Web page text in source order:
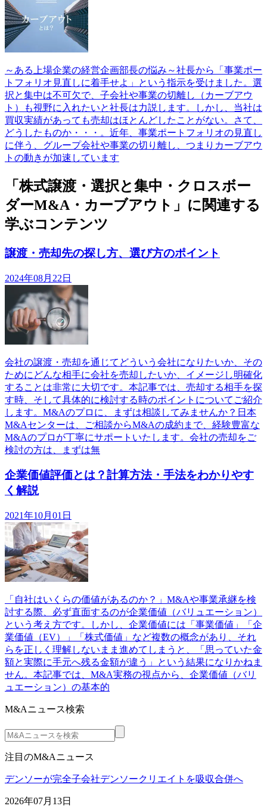
～ある上場企業の経営企画部長の悩み～社長から「事業ポー
トフォリオ見直しに着手せよ」という指示を受けました。選
択と集中は不可欠で、子会社や事業の切離し（カーブアウ
ト）も視野に入れたいと社長は力説します。しかし、当社は
買収実績があっても売却はほとんどしたことがない。さて、
どうしたものか・・・。近年、事業ポートフォリオの見直し
に伴う、グループ会社や事業の切り離し、つまりカーブアウ
トの動きが加速しています
「株式譲渡・選択と集中・クロスボー
ダーM&A・カーブアウト」に関連する
学ぶコンテンツ
譲渡・売却先の探し方、選び方のポイント
2024年08月22日
会社の譲渡・売却を通じてどういう会社になりたいか、その
ためにどんな相手に会社を売却したいか、イメージし明確化
することは非常に大切です。本記事では、売却する相手を探
す時、そして具体的に検討する時のポイントについてご紹介
します。M&Aのプロに、まずは相談してみませんか？日本
M&Aセンターは、ご相談からM&Aの成約まで、経験豊富な
M&Aのプロが丁寧にサポートいたします。会社の売却をご
検討の方は、まずは無
企業価値評価とは？計算方法・手法をわかりやす
く解説
2021年10月01日
「自社はいくらの価値があるのか？」M&Aや事業承継を検
討する際、必ず直面するのが企業価値（バリュエーション）
という考え方です。しかし、企業価値には「事業価値」「企
業価値（EV）」「株式価値」など複数の概念があり、それ
らを正しく理解しないまま進めてしまうと、「思っていた金
額と実際に手元へ残る金額が違う」という結果になりかねま
せん。本記事では、M&A実務の視点から、企業価値（バリ
ュエーション）の基本的
M&Aニュース検索
注目のM&Aニュース
デンソーが完全子会社デンソークリエイトを吸収合併へ
2026年07月13日